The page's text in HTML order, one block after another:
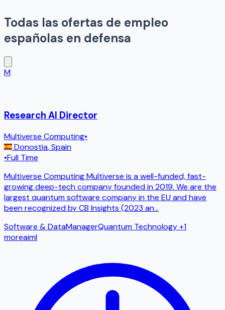
Todas las ofertas de empleo
españolas en defensa
M
Research AI Director
Multiverse Computing•
Donostia,Spain
•Full Time
Multiverse Computing Multiverse is a well-funded, fast-
growing deep-tech company founded in 2019. We are the
largest quantum software company in the EU and have
been recognized by CB Insights (2023 an...
Software & DataManagerQuantum Technology+1
moreaiml